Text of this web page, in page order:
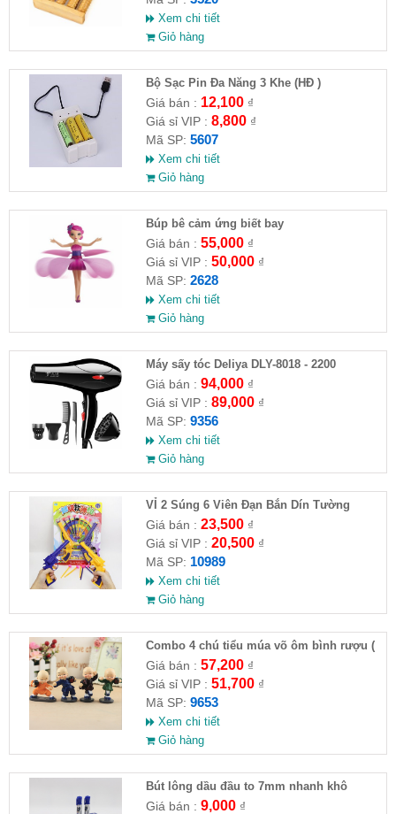
Xem chi tiết
Giỏ hàng
Bộ Sạc Pin Đa Năng 3 Khe (HĐ )
Giá bán : 12,100₫
Giá sỉ VIP : 8,800₫
Mã SP: 5607
Xem chi tiết
Giỏ hàng
​Búp bê cảm ứng biết bay
Giá bán : 55,000₫
Giá sỉ VIP : 50,000₫
Mã SP: 2628
Xem chi tiết
Giỏ hàng
Máy sấy tóc Deliya DLY-8018 - 2200
Giá bán : 94,000₫
Giá sỉ VIP : 89,000₫
Mã SP: 9356
Xem chi tiết
Giỏ hàng
VỈ 2 Súng 6 Viên Đạn Bắn Dín Tường
Giá bán : 23,500₫
Giá sỉ VIP : 20,500₫
Mã SP: 10989
Xem chi tiết
Giỏ hàng
Combo 4 chú tiểu múa võ ôm bình rượu (
HĐ )
Giá bán : 57,200₫
Giá sỉ VIP : 51,700₫
Mã SP: 9653
Xem chi tiết
Giỏ hàng
Bút lông dầu đầu to 7mm nhanh khô
Giá bán : 9,000₫